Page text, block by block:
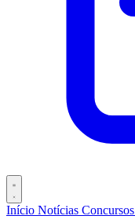
Início Notícias Concursos